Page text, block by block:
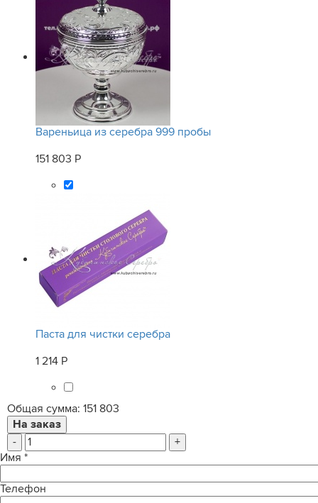
Вареньица из серебра 999 пробы
151 803 Р
Паста для чистки серебра
1 214 Р
Общая сумма: 151 803
-
+
Имя *
Телефон